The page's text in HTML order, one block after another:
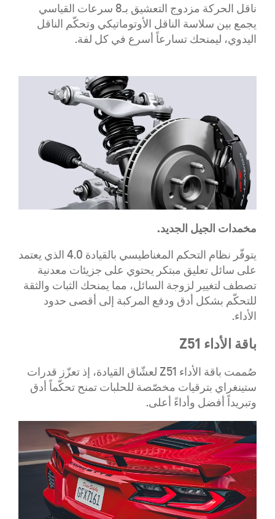
ناقل الحركة مزدوج التعشيق بـ8 سرعات القياسي
يجمع بين سلاسة الناقل الأوتوماتيكي وتحكّم الناقل
اليدوي، ليمنحك تسارعاً أسرع في كل لفة.
مخمدات الجيل الجديد.
يتوفّر نظام التحكم المغناطيسي بالقيادة 4.0 الذي يعتمد
على سائل تعليق مبتكر يحتوي على جزيئات معدنية
تصطف لتغيير لزوجة السائل، مما يمنحك الثبات والثقة
للتحكّم بشكل أدق ودفع المركبة إلى أقصى حدود
الأداء.
باقة الأداء Z51
صُممت باقة الأداء Z51 لعشّاق القيادة، إذ تعزّز قدرات
ستينغراي بترقيات مخصّصة للحلبات تمنح تحكّماً أدق
وتبريداً أفضل وأداءً أعلى.